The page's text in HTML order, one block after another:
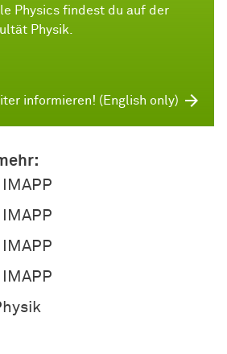
Physics findest du auf der
Physik.
informieren! (English only)